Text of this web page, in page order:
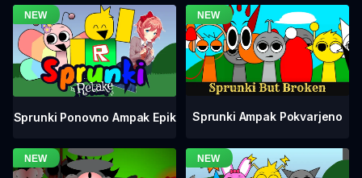
Sprunki Ponovno Ampak Epik Sprunki Ampak Pokvarjeno